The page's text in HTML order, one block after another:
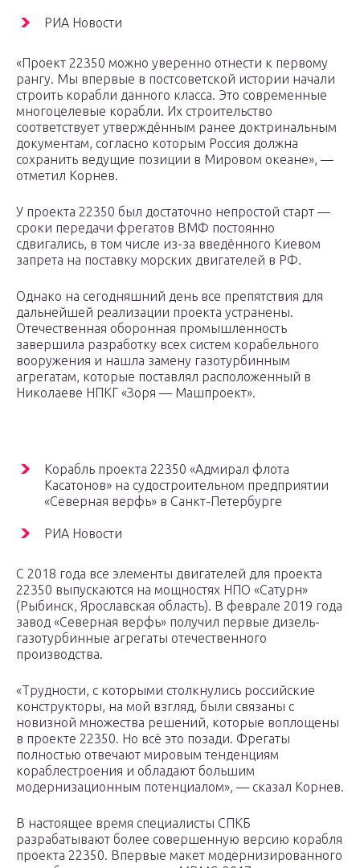
РИА Новости
«Проект 22350 можно уверенно отнести к первому
рангу. Мы впервые в постсоветской истории начали
строить корабли данного класса. Это современные
многоцелевые корабли. Их строительство
соответствует утверждённым ранее доктринальным
документам, согласно которым Россия должна
сохранить ведущие позиции в Мировом океане», —
отметил Корнев.
У проекта 22350 был достаточно непростой старт —
сроки передачи фрегатов ВМФ постоянно
сдвигались, в том числе из-за введённого Киевом
запрета на поставку морских двигателей в РФ.
Однако на сегодняшний день все препятствия для
дальнейшей реализации проекта устранены.
Отечественная оборонная промышленность
завершила разработку всех систем корабельного
вооружения и нашла замену газотурбинным
агрегатам, которые поставлял расположенный в
Николаеве НПКГ «Зоря — Машпроект».
Корабль проекта 22350 «Адмирал флота
Касатонов» на судостроительном предприятии
«Северная верфь» в Санкт-Петербурге
РИА Новости
С 2018 года все элементы двигателей для проекта
22350 выпускаются на мощностях НПО «Сатурн»
(Рыбинск, Ярославская область). В феврале 2019 года
завод «Северная верфь» получил первые дизель-
газотурбинные агрегаты отечественного
производства.
«Трудности, с которыми столкнулись российские
конструкторы, на мой взгляд, были связаны с
новизной множества решений, которые воплощены
в проекте 22350. Но всё это позади. Фрегаты
полностью отвечают мировым тенденциям
кораблестроения и обладают большим
модернизационным потенциалом», — сказал Корнев.
В настоящее время специалисты СПКБ
разрабатывают более совершенную версию корабля
проекта 22350. Впервые макет модернизированного